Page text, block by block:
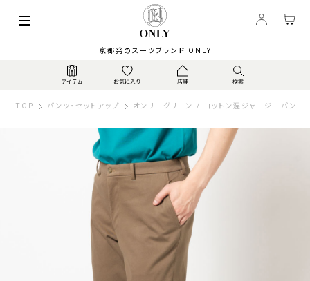
京都発のスーツブランド ONLY
TOP パンツ・セットアップ オンリーグリーン / コットン混ジャージーパンツ